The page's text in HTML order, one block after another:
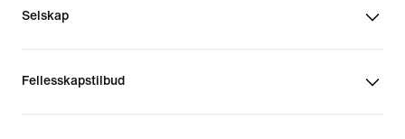
Selskap
Fellesskapstilbud